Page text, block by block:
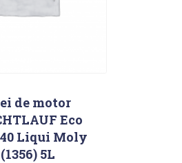
de motor
Eco
Liqui Moly
(1356) 5L